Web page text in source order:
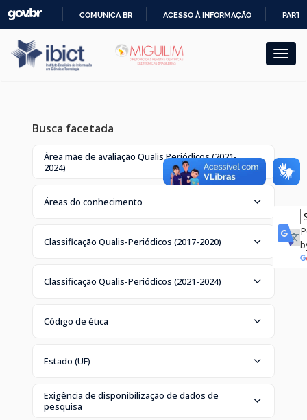
navigation
PARA
O
COMUNICA BR ACESSO À INFORMAÇÃO
Busca facetada
Área mãe de avaliação Qualis Periódicos (2021-
2024)
Áreas do conhecimento
Classificação Qualis-Periódicos (2017-2020)
Classificação Qualis-Periódicos (2021-2024)
Código de ética
Estado (UF)
Exigência de disponibilização de dados de
pesquisa